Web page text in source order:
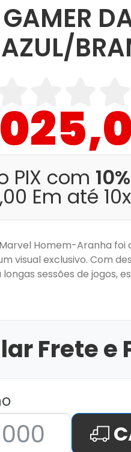
PIX com
Em até
Homem-Aranha
visual exclusivo. Com
sessões de jogos,
Frete e